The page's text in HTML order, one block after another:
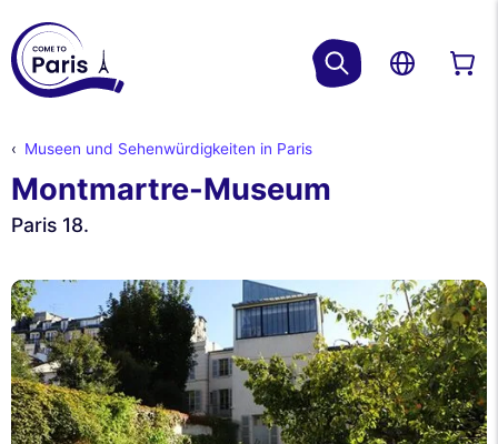
Museen und Sehenwürdigkeiten in Paris
Montmartre-Museum
Paris 18.